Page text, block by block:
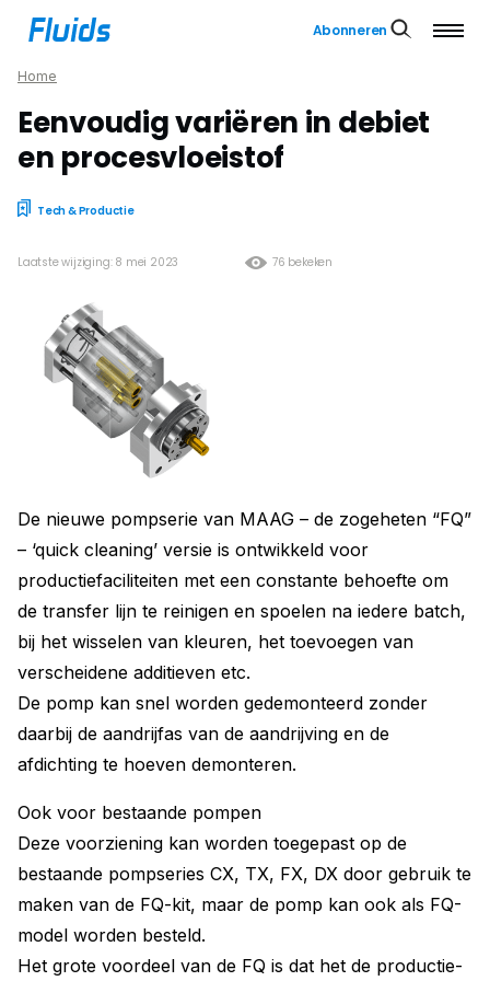
Abonneren
Home
Eenvoudig variëren in debiet
en procesvloeistof
Tech & Productie
76 bekeken
Laatste wijziging: 8 mei 2023
De nieuwe pompserie van MAAG – de zogeheten “FQ”
– ‘quick cleaning’ versie is ontwikkeld voor
productiefaciliteiten met een constante behoefte om
de transfer lijn te reinigen en spoelen na iedere batch,
bij het wisselen van kleuren, het toevoegen van
verscheidene additieven etc.
De pomp kan snel worden gedemonteerd zonder
daarbij de aandrijfas van de aandrijving en de
afdichting te hoeven demonteren.
Ook voor bestaande pompen
Deze voorziening kan worden toegepast op de
bestaande pompseries CX, TX, FX, DX door gebruik te
maken van de FQ-kit, maar de pomp kan ook als FQ-
model worden besteld.
Het grote voordeel van de FQ is dat het de productie-